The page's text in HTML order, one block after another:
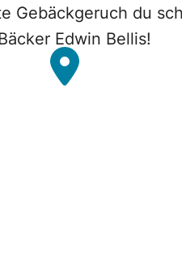
Gebäckgeruch du
Edwin Bellis!